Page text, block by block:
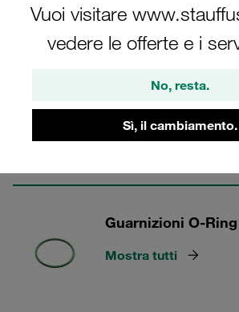
Vuoi visitare
vedere le offerte e i
No, resta.
Sì, il cambiamento.
10 Categorie
Tappi di chiusura
Chiusura delle porte
Guarnizioni O-
Mostra tutti